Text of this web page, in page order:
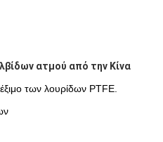
ατμού από την Κίνα
των λουρίδων PTFE.